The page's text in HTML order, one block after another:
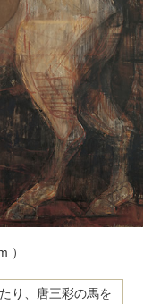
）
り、唐三彩の馬を